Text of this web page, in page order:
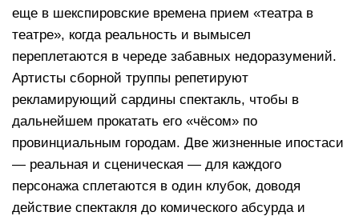
еще в шекспировские времена прием «театра в
театре», когда реальность и вымысел
переплетаются в череде забавных недоразумений.
Артисты сборной труппы репетируют
рекламирующий сардины спектакль, чтобы в
дальнейшем прокатать его «чёсом» по
провинциальным городам. Две жизненные ипостаси
— реальная и сценическая — для каждого
персонажа сплетаются в один клубок, доводя
действие спектакля до комического абсурда и